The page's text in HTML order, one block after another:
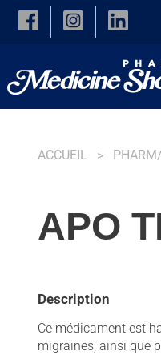
Skip to main content
ACCUEIL
APO
Description
Ce médicament est
migraines, ainsi que